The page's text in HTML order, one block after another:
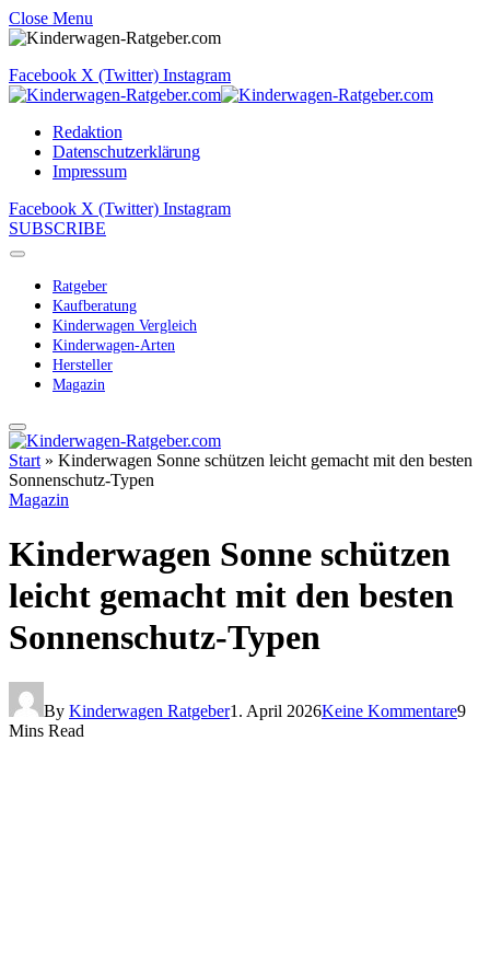
Close Menu
Facebook X (Twitter) Instagram
Redaktion
Datenschutzerklärung
Impressum
Facebook X (Twitter) Instagram
SUBSCRIBE
Ratgeber
Kaufberatung
Kinderwagen Vergleich
Kinderwagen-Arten
Hersteller
Magazin
Start » Kinderwagen Sonne schützen leicht gemacht mit den besten
Sonnenschutz-Typen
Magazin
Kinderwagen Sonne schützen
leicht gemacht mit den besten
Sonnenschutz-Typen
By Kinderwagen Ratgeber1. April 2026Keine Kommentare9
Mins Read